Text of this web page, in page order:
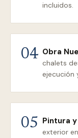
incluidos.
04 Obra
chalets
ejecución
05 Pintura
exterior